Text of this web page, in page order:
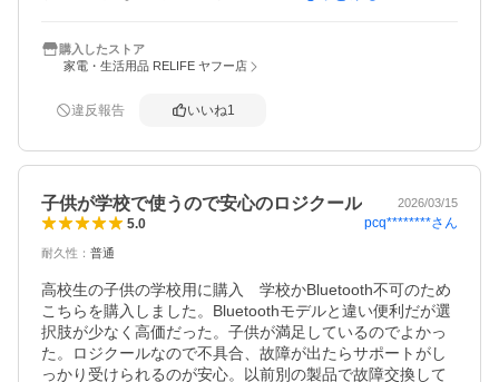
コスパはやはり純正品に比べたら安いがお高いかと思いま
した。
購入したストア
家電・生活用品 RELIFE ヤフー店
違反報告 いいね1
子供が学校で使うので安心のロジクール 2026/03/15
5.0 pcq********さん
耐久性 ： 普通
高校生の子供の学校用に購入　学校かBluetooth不可のため
こちらを購入しました。Bluetoothモデルと違い便利だが選
択肢が少なく高価だった。子供が満足しているのでよかっ
た。ロジクールなので不具合、故障が出たらサポートがし
っかり受けられるのが安心。以前別の製品で故障交換して